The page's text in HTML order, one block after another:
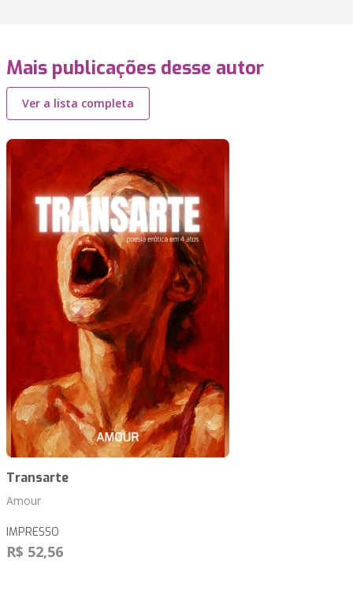
Mais publicações desse autor
Ver a lista completa
Transarte
Amour
IMPRESSO
R$ 52,56